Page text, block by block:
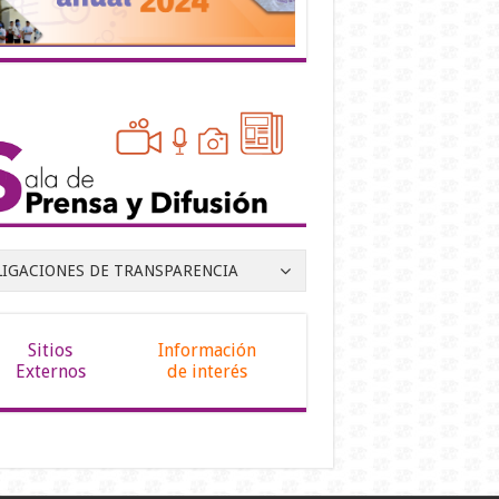
DE TRANSPARENCIA
Sitios
Externos
Información
de interés